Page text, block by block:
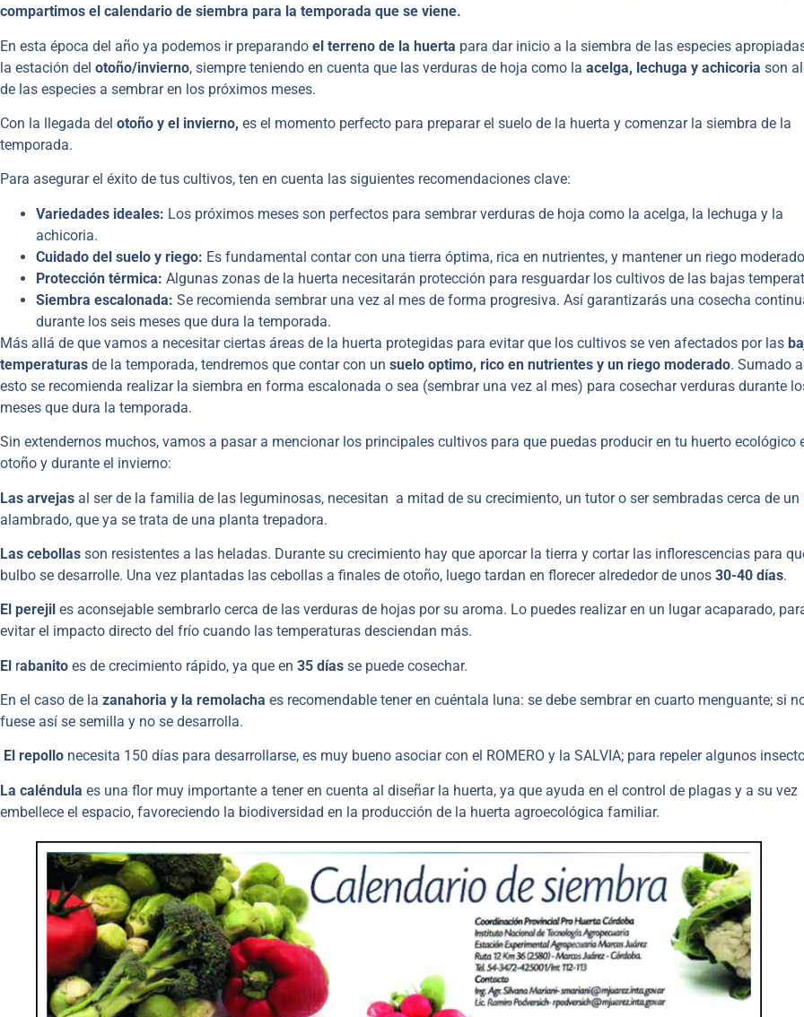
compartimos el calendario de siembra para la temporada que se viene.
En esta época del año ya podemos ir preparando el terreno de la huerta para dar inicio a la siembra de las especies
la estación del otoño/invierno, siempre teniendo en cuenta que las verduras de hoja como la acelga, lechuga y achicoria son
de las especies a sembrar en los próximos meses.
Con la llegada del otoño y el invierno, es el momento perfecto para preparar el suelo de la huerta y comenzar la siembra de la
temporada.
Para asegurar el éxito de tus cultivos, ten en cuenta las siguientes recomendaciones clave:
Variedades ideales: Los próximos meses son perfectos para sembrar verduras de hoja como la acelga, la lechuga y la
achicoria.
Cuidado del suelo y riego: Es fundamental contar con una tierra óptima, rica en nutrientes, y mantener un riego
Protección térmica: Algunas zonas de la huerta necesitarán protección para resguardar los cultivos de las bajas
Siembra escalonada: Se recomienda sembrar una vez al mes de forma progresiva. Así garantizarás una cosecha
durante los seis meses que dura la temporada.
Más allá de que vamos a necesitar ciertas áreas de la huerta protegidas para evitar que los cultivos se ven afectados por las
temperaturas de la temporada, tendremos que contar con un suelo optimo, rico en nutrientes y un riego moderado. Sumado
esto se recomienda realizar la siembra en forma escalonada o sea (sembrar una vez al mes) para cosechar verduras durante
meses que dura la temporada.
Sin extendernos muchos, vamos a pasar a mencionar los principales cultivos para que puedas producir en tu huerto ecológico
otoño y durante el invierno:
Las arvejas al ser de la familia de las leguminosas, necesitan a mitad de su crecimiento, un tutor o ser sembradas cerca de un
alambrado, que ya se trata de una planta trepadora.
Las cebollas son resistentes a las heladas. Durante su crecimiento hay que aporcar la tierra y cortar las inflorescencias para
bulbo se desarrolle. Una vez plantadas las cebollas a finales de otoño, luego tardan en florecer alrededor de unos 30-40 días.
El perejil es aconsejable sembrarlo cerca de las verduras de hojas por su aroma. Lo puedes realizar en un lugar acaparado,
evitar el impacto directo del frío cuando las temperaturas desciendan más.
El rabanito es de crecimiento rápido, ya que en 35 días se puede cosechar.
En el caso de la zanahoria y la remolacha es recomendable tener en cuéntala luna: se debe sembrar en cuarto menguante; si
fuese así se semilla y no se desarrolla.
El repollo necesita 150 días para desarrollarse, es muy bueno asociar con el ROMERO y la SALVIA; para repeler algunos
La caléndula es una flor muy importante a tener en cuenta al diseñar la huerta, ya que ayuda en el control de plagas y a su vez
embellece el espacio, favoreciendo la biodiversidad en la producción de la huerta agroecológica familiar.